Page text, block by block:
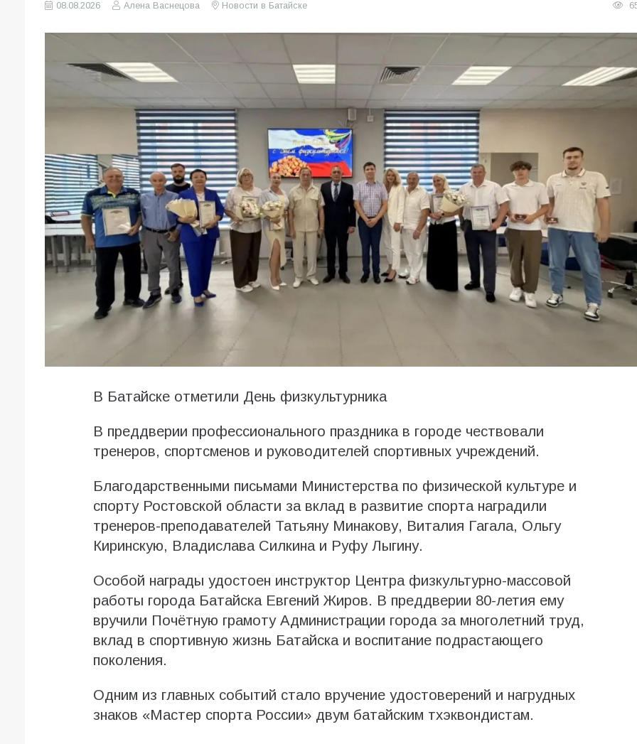
08.08.2026 Алена Васнецова Новости в Батайске
В Батайске отметили День физкультурника
В преддверии профессионального праздника в городе чествовали
тренеров, спортсменов и руководителей спортивных учреждений.
Благодарственными письмами Министерства по физической культуре и
спорту Ростовской области за вклад в развитие спорта наградили
тренеров-преподавателей Татьяну Минакову, Виталия Гагала, Ольгу
Киринскую, Владислава Силкина и Руфу Лыгину.
Особой награды удостоен инструктор Центра физкультурно-массовой
работы города Батайска Евгений Жиров. В преддверии 80-летия ему
вручили Почётную грамоту Администрации города за многолетний труд,
вклад в спортивную жизнь Батайска и воспитание подрастающего
поколения.
Одним из главных событий стало вручение удостоверений и нагрудных
знаков «Мастер спорта России» двум батайским тхэквондистам.